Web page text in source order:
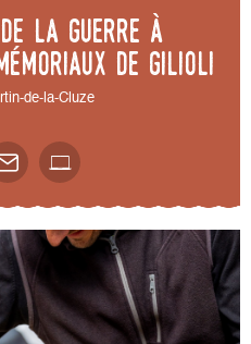
la guerre à
de Gilioli
de-la-Cluze